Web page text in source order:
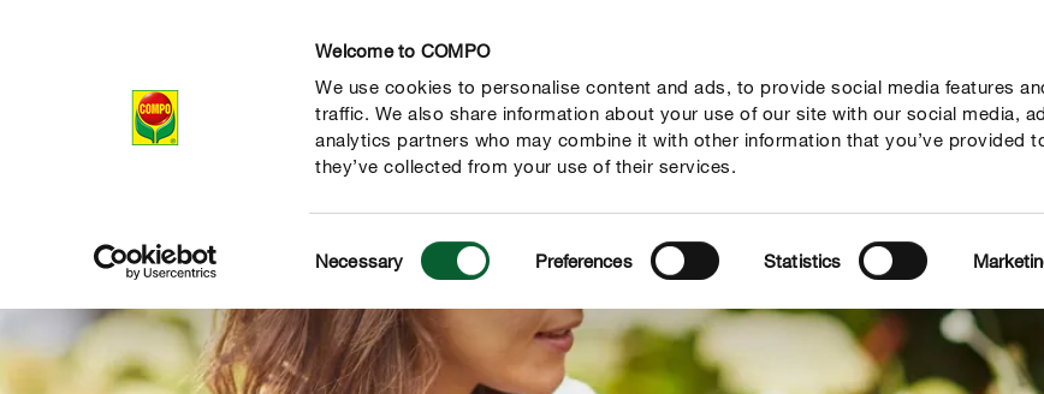
Welcome to COMPO
We use cookies to personalise content and ads, to provide social media features
traffic. We also share information about your use of our site with our social media,
analytics partners who may combine it with other information that you’ve provided
they’ve collected from your use of their services.
Selection
Necessary Preferences Statistics
Produkte Ratgeber Themenwelten Service Unternehmen